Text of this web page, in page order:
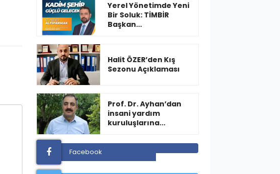
Yerel Yönetimde Yeni
Bir Soluk: TİMBİR
Başkan...
Halit ÖZER’den Kış
Sezonu Açıklaması
Prof. Dr. Ayhan’dan
insani yardım
kuruluşlarına...
Facebook